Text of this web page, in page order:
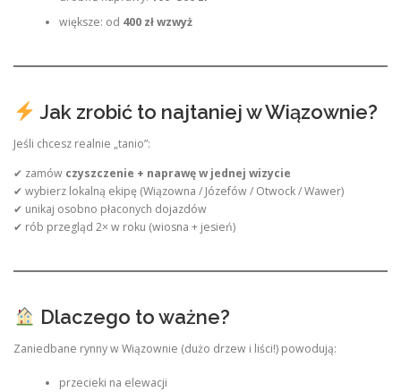
większe: od 400 zł wzwyż
Jak zrobić to najtaniej w Wiązownie?
Jeśli chcesz realnie „tanio”:
✔ zamów czyszczenie + naprawę w jednej wizycie
✔ wybierz lokalną ekipę (Wiązowna / Józefów / Otwock / Wawer)
✔ unikaj osobno płaconych dojazdów
✔ rób przegląd 2× w roku (wiosna + jesień)
Dlaczego to ważne?
Zaniedbane rynny w Wiązownie (dużo drzew i liści!) powodują:
przecieki na elewacji